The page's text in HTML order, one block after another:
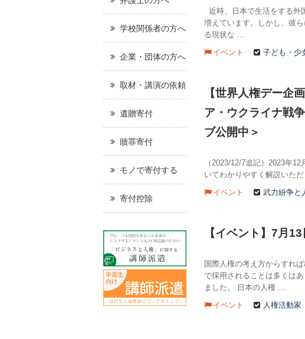
近時、日本で生活をする外
増えています。しかし、彼
る現状な …
イベント 子ども・少
【世界人権デー企
ア・ウクライナ戦
ブ公開中＞
（2023/12/7追記）2023年
いてわかりやすく解説いた
イベント 武力紛争と
【イベント】7月
国際人権の考え方からすれ
で採用されることは多くは
ました。 日本の人権 …
イベント 人権活動家
学校関係者の方へ
企業・団体の方へ
取材・講演の依頼
遺贈寄付
贖罪寄付
モノで寄付する
寄付控除